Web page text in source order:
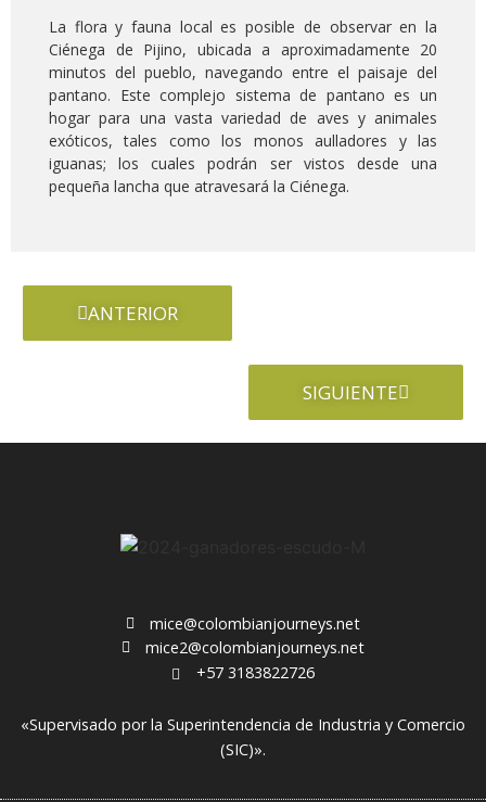
La flora y fauna local es posible de observar en la
Ciénega de Pijino, ubicada a aproximadamente 20
minutos del pueblo, navegando entre el paisaje del
pantano. Este complejo sistema de pantano es un
hogar para una vasta variedad de aves y animales
exóticos, tales como los monos aulladores y las
iguanas; los cuales podrán ser vistos desde una
pequeña lancha que atravesará la Ciénega.
ANTERIOR
SIGUIENTE
mice@colombianjourneys.net
mice2@colombianjourneys.net
+57 3183822726
«Supervisado por la Superintendencia de Industria y Comercio
(SIC)».